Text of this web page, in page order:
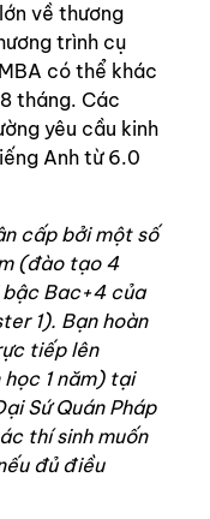
về thương
trình cụ
có thể khác
tháng. Các
yêu cầu kinh
Anh từ 6.0
cấp bởi một số
(đào tạo 4
Bac+4 của
1). Bạn hoàn
tiếp lên
1 năm) tại
Sứ Quán Pháp
thí sinh muốn
đủ điều